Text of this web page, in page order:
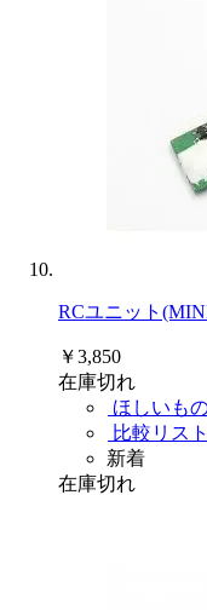
RCユニット
￥3,850
在庫切れ
ほしいも
比較リス
新着
在庫切れ